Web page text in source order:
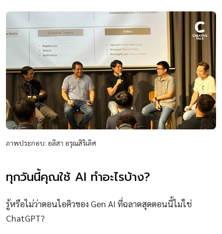
ภาพประกอบ: อลิสา อรุณสิริเลิศ
ทุกวันนี้คุณใช้ AI ทำอะไรบ้าง?
รู้หรือไม่ว่าตอนไอคิวของ Gen AI ที่ฉลาดสุดตอนนี้ไม่ใช่
ChatGPT?